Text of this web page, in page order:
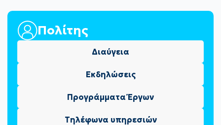
Πολίτης
Διαύγεια
Εκδηλώσεις
Προγράμματα Έργων
Τηλέφωνα υπηρεσιών